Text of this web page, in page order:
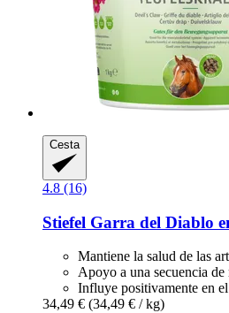
Cesta
4.8 (16)
Stiefel Garra del Diablo
Mantiene la salud de las
Apoyo a una secuencia
Influye positivamente en
34,49 € (34,49 € / kg)